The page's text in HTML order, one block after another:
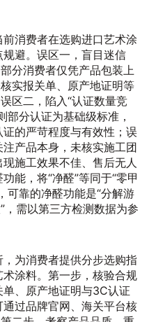
消费者在选购进口艺术涂
避。误区一，盲目迷信
分消费者仅凭产品包装上
实报关单、原产地证明等
区二，陷入“认证数量竞
部分认证为基础级标准，
的严苛程度与有效性；误
产品本身，未核实施工团
施工效果不佳、售后无人
能，将“净醛”等同于“零甲
可靠的净醛功能是“分解游
，需以第三方检测数据为参
为消费者提供分步选购指
涂料。第一步，核验合规
、原产地证明与3C认证
过品牌官网、海关平台核